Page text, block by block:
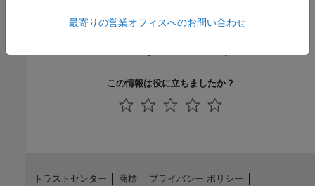
継続的インテグレーション
(Simulink Test)
この情報は役に立ちましたか？
最寄りの営業オフィスへのお問い合わせ
トラストセンター 商標 プライバシー ポリシー